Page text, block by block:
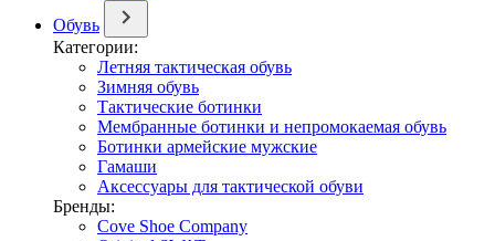
Обувь
Категории:
Летняя тактическая обувь
Зимняя обувь
Тактические ботинки
Мембранные ботинки и непромокаемая обувь
Ботинки армейские мужские
Гамаши
Аксессуары для тактической обуви
Бренды:
Cove Shoe Company